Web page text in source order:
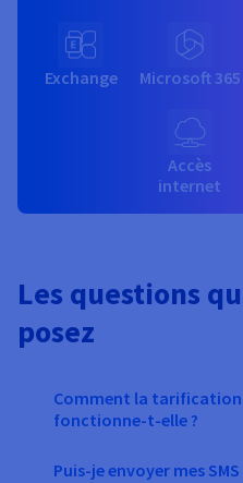
Exchange Microsoft 365
Accès
internet
Les questions
posez
Comment la tarification
fonctionne-t-elle ?
Puis-je envoyer mes